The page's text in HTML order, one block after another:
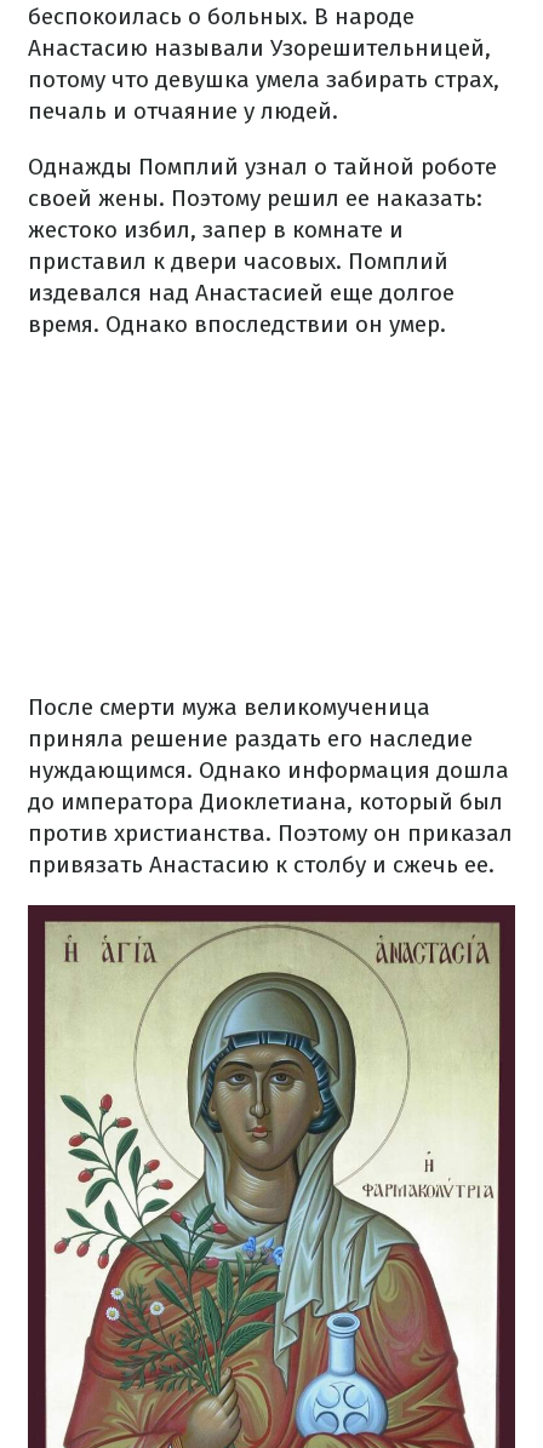
беспокоилась о больных. В народе
Анастасию называли Узорешительницей,
потому что девушка умела забирать страх,
печаль и отчаяние у людей.
Однажды Помплий узнал о тайной роботе
своей жены. Поэтому решил ее наказать:
жестоко избил, запер в комнате и
приставил к двери часовых. Помплий
издевался над Анастасией еще долгое
время. Однако впоследствии он умер.
После смерти мужа великомученица
приняла решение раздать его наследие
нуждающимся. Однако информация дошла
до императора Диоклетиана, который был
против христианства. Поэтому он приказал
привязать Анастасию к столбу и сжечь ее.